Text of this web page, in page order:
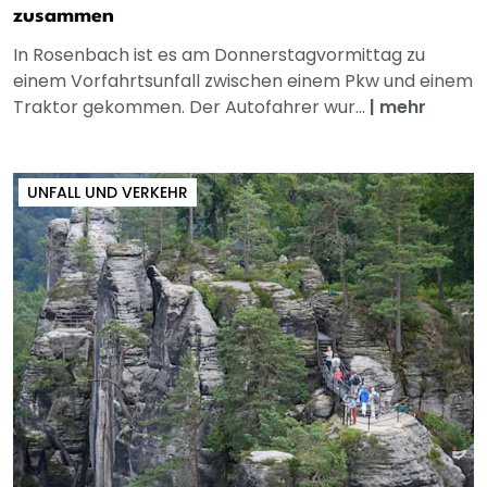
zusammen
In Rosenbach ist es am Donnerstagvormittag zu
einem Vorfahrtsunfall zwischen einem Pkw und einem
Traktor gekommen. Der Autofahrer wur... | mehr
UNFALL UND VERKEHR